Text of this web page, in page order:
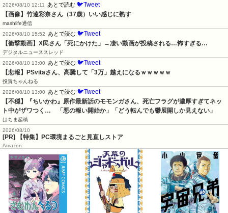
2026/08/10 12:11
あとで読む 🐦Tweet
【画像】竹達彩奈さん（37歳）いい感じに熟す
mashlife通信
2026/08/10 15:52
あとで読む 🐦Tweet
【衝撃動画】X民さん「死にかけた」→凄い動画が投稿される…怖すぎる…
デジタルニューススレッド
2026/08/10 13:00
あとで読む 🐦Tweet
【悲報】PSvitaさん、高騰して「3万」越えになるｗｗｗｗｗ
投資ちゃんねる
2026/08/10 13:00
あとで読む 🐦Tweet
【不穏】『ちいかわ』原作最新話のモモンガさん、死亡フラグが濃厚すぎてネッ
ト中がザワつく…　「悪の報い開始か」「どう転んでも鬱展開しか見えない」
はちま起稿
2026/08/10
[PR] 【特集】PC環境まるごと見直しストア
Amazon